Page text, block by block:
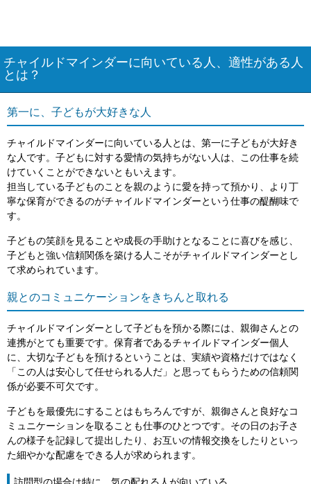
チャイルドマインダーに向いている人、適性がある人
とは？
第一に、子どもが大好きな人
チャイルドマインダーに向いている人とは、第一に子どもが大好き
な人です。子どもに対する愛情の気持ちがない人は、この仕事を続
けていくことができないともいえます。
担当している子どものことを親のように愛を持って預かり、より丁
寧な保育ができるのがチャイルドマインダーという仕事の醍醐味で
す。
子どもの笑顔を見ることや成長の手助けとなることに喜びを感じ、
子どもと強い信頼関係を築ける人こそがチャイルドマインダーとし
て求められています。
親とのコミュニケーションをきちんと取れる
チャイルドマインダーとして子どもを預かる際には、親御さんとの
連携がとても重要です。保育者であるチャイルドマインダー個人
に、大切な子どもを預けるということは、実績や資格だけではなく
「この人は安心して任せられる人だ」と思ってもらうための信頼関
係が必要不可欠です。
子どもを最優先にすることはもちろんですが、親御さんと良好なコ
ミュニケーションを取ることも仕事のひとつです。その日のお子さ
んの様子を記録して提出したり、お互いの情報交換をしたりといっ
た細やかな配慮をできる人が求められます。